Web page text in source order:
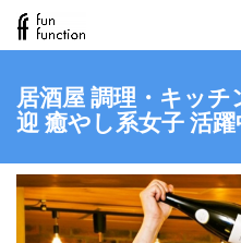
居酒屋 調理・キッ
迎 癒やし系女子 活